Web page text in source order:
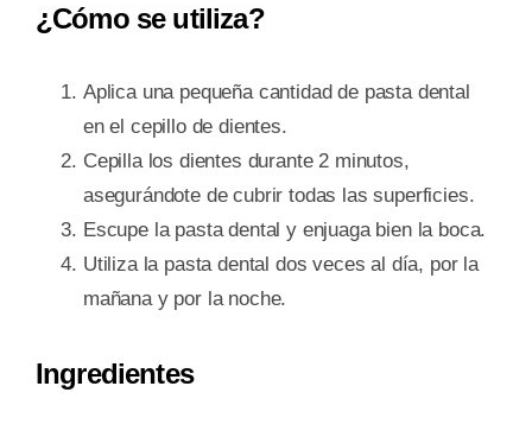
¿Cómo se utiliza?
Aplica una pequeña cantidad de pasta dental
en el cepillo de dientes.
Cepilla los dientes durante 2 minutos,
asegurándote de cubrir todas las superficies.
Escupe la pasta dental y enjuaga bien la boca.
Utiliza la pasta dental dos veces al día, por la
mañana y por la noche.
Ingredientes